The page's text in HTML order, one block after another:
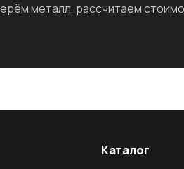
металл, рассчитаем
Каталог